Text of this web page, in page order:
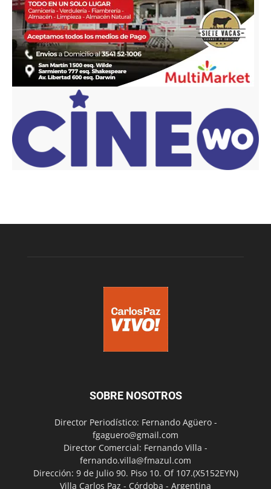
SOBRE NOSOTROS
Director Periodístico: Fernando Agüero -
fgaguero@gmail.com
Director Comercial: Fernando Villa -
fernando.villa@fmazul.com
Dirección: 9 de Julio 90. Piso 10. Of 107.(X5152EYN)
Villa Carlos Paz - Córdoba - Argentina